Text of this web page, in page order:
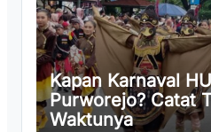
Kapan Karnaval
Purworejo? Catat
Waktunya